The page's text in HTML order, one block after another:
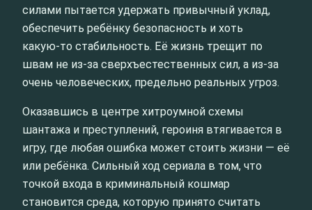
силами пытается удержать привычный уклад,
обеспечить ребёнку безопасность и хоть
какую‑то стабильность. Её жизнь трещит по
швам не из‑за сверхъестественных сил, а из‑за
очень человеческих, предельно реальных угроз.
Оказавшись в центре хитроумной схемы
шантажа и преступлений, героиня втягивается в
игру, где любая ошибка может стоить жизни — её
или ребёнка. Сильный ход сериала в том, что
точкой входа в криминальный кошмар
становится среда, которую принято считать